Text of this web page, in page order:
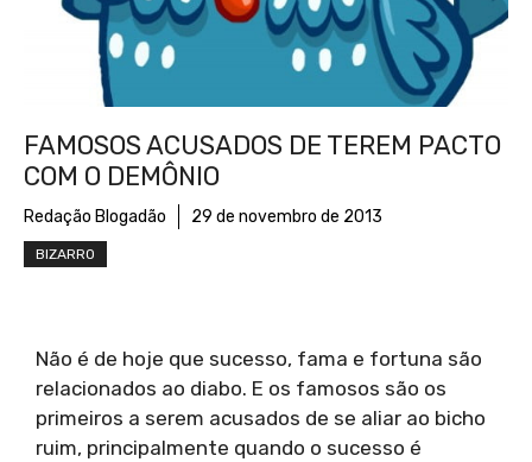
FAMOSOS ACUSADOS DE TEREM PACTO
COM O DEMÔNIO
Redação Blogadão 29 de novembro de 2013
BIZARRO
Não é de hoje que sucesso, fama e fortuna são
relacionados ao diabo. E os famosos são os
primeiros a serem acusados de se aliar ao bicho
ruim, principalmente quando o sucesso é